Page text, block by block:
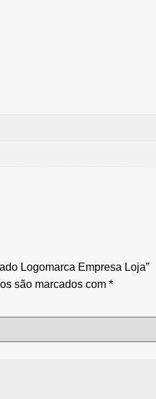
Logomarca Empresa Loja”
são marcados com *